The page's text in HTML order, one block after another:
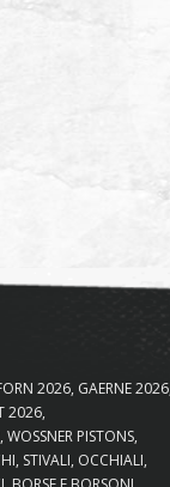
2026 GAERNE 2026
2026
WOSSNER PISTONS
STIVALI OCCHIALI